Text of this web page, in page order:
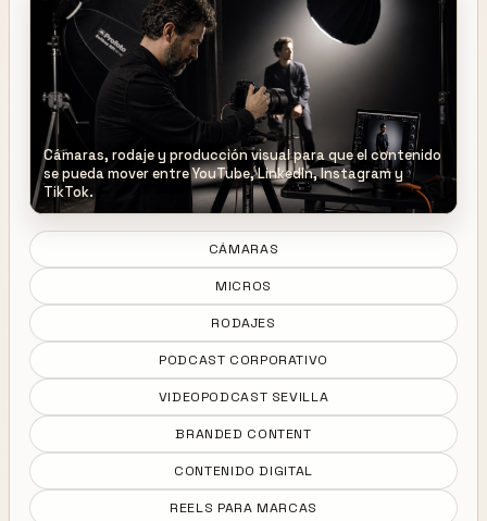
Cámaras, rodaje y producción visual para que el contenido
se pueda mover entre YouTube, LinkedIn, Instagram y
TikTok.
CÁMARAS
MICROS
RODAJES
PODCAST CORPORATIVO
VIDEOPODCAST SEVILLA
BRANDED CONTENT
CONTENIDO DIGITAL
REELS PARA MARCAS